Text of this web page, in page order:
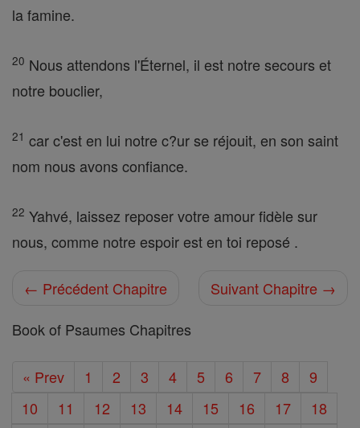
la famine.
20 Nous attendons l'Éternel, il est notre secours et
notre bouclier,
21 car c'est en lui notre c?ur se réjouit, en son saint
nom nous avons confiance.
22 Yahvé, laissez reposer votre amour fidèle sur
nous, comme notre espoir est en toi reposé .
← Précédent Chapitre
Suivant Chapitre →
Book of Psaumes Chapitres
« Prev 1 2 3 4 5 6 7 8
9
10
11 12 13 14 15 16 17
18